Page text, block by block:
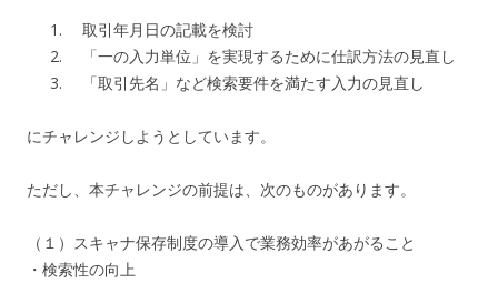
取引年月日の記載を検討
「一の入力単位」を実現するために仕訳方法の見直し
「取引先名」など検索要件を満たす入力の見直し
にチャレンジしようとしています。
ただし、本チャレンジの前提は、次のものがあります。
（１）スキャナ保存制度の導入で業務効率があがること
・検索性の向上